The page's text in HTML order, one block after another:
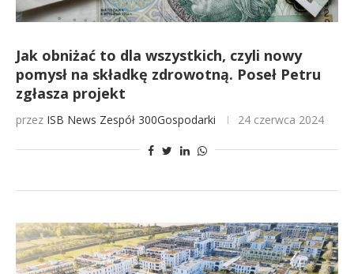
Jak obniżać to dla wszystkich, czyli nowy
pomysł na składkę zdrowotną. Poseł Petru
zgłasza projekt
przez ISB News Zespół 300Gospodarki 24 czerwca 2024